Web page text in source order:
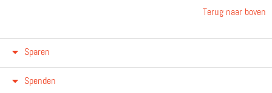
Terug naar boven
Sparen
Spenden